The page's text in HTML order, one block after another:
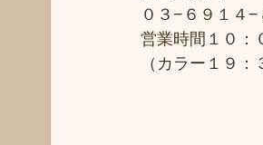
０３−６９１４−
営業時間１０：
（カラー１９